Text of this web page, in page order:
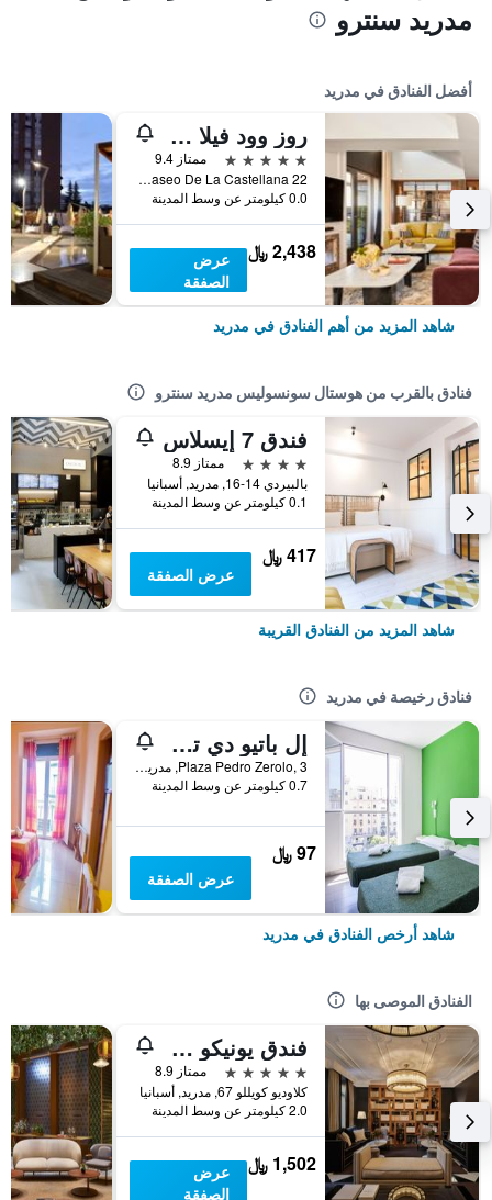
مدريد سنترو
أفضل الفنادق في مدريد
روز وود فيلا ماجنا
5 نجوم
ممتاز 9.4
Paseo De La Castellana 22, مدريد, أسبانيا
0.0 كيلومتر عن وسط المدينة
2,438 ﷼
عرض
الصفقة
شاهد المزيد من أهم الفنادق في مدريد
فنادق بالقرب من هوستال سونسوليس مدريد سنترو
فندق 7 إيسلاس
4 نجوم
ممتاز 8.9
بالبيردي 14-16, مدريد, أسبانيا
0.1 كيلومتر عن وسط المدينة
417 ﷼
عرض الصفقة
شاهد المزيد من الفنادق القريبة
فنادق رخيصة في مدريد
إل باتيو دي تشويكا - هوستل
Plaza Pedro Zerolo, 3, مدريد, أسبانيا
0.7 كيلومتر عن وسط المدينة
97 ﷼
عرض الصفقة
شاهد أرخص الفنادق في مدريد
الفنادق الموصى بها
فندق يونيكو مدريد - فنادق صغيرة فاخرة
5 نجوم
ممتاز 8.9
كلاوديو كويللو 67, مدريد, أسبانيا
2.0 كيلومتر عن وسط المدينة
1,502 ﷼
عرض
الصفقة